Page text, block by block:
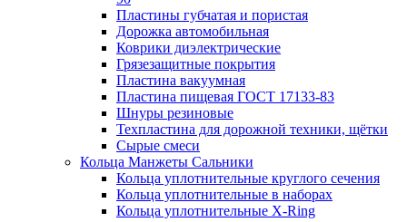
Пластины губчатая и пористая
Дорожка автомобильная
Коврики диэлектрические
Грязезащитные покрытия
Пластина вакуумная
Пластина пищевая ГОСТ 17133-83
Шнуры резиновые
Техпластина для дорожной техники, щётки
Сырые смеси
Кольца Манжеты Сальники
Кольца уплотнительные круглого сечения
Кольца уплотнительные в наборах
Кольца уплотнительные Х-Ring